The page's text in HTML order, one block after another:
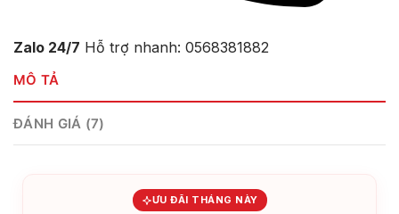
Zalo 24/7 Hỗ trợ nhanh: 0568381882
MÔ TẢ
ĐÁNH GIÁ (7)
ƯU ĐÃI THÁNG NÀY